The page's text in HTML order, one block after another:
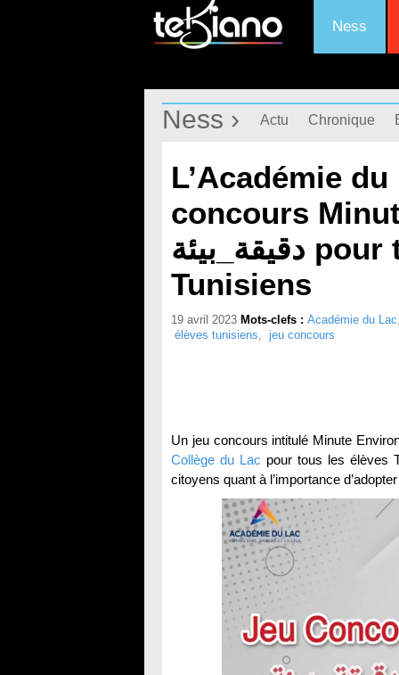
Ness
Ness › Actu Chronique
L’Académie
concours
دقيقة_بيئة pour tous les élèves
Tunisiens
19 avril 2023 Mots-clefs : Académie du Lac
élèves tunisiens, jeu concours
Collège du Lac pour tous les élèves
citoyens quant à l’importance